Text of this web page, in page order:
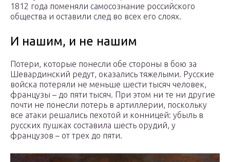
1812 года поменяли самосознание российского
общества и оставили след во всех его слоях.
И нашим, и не нашим
Потери, которые понесли обе стороны в бою за
Шевардинский редут, оказались тяжелыми. Русские
войска потеряли не меньше шести тысяч человек,
французы – до пяти тысяч. При этом ни те ни другие
почти не понесли потерь в артиллерии, поскольку
все атаки решались пехотой и конницей: убыль в
русских пушках составила шесть орудий, у
французов – от трех до пяти.